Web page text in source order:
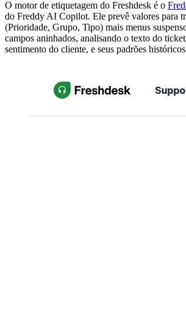
O motor de etiquetagem do Freshdesk é o
do Freddy AI Copilot. Ele prevê valores para
(Prioridade, Grupo, Tipo) mais menus
campos aninhados, analisando o texto do
sentimento do cliente, e seus padrões